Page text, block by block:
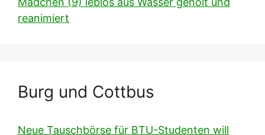
reanimiert
Burg und Cottbus
Neue Tauschbörse für BTU-Studenten will